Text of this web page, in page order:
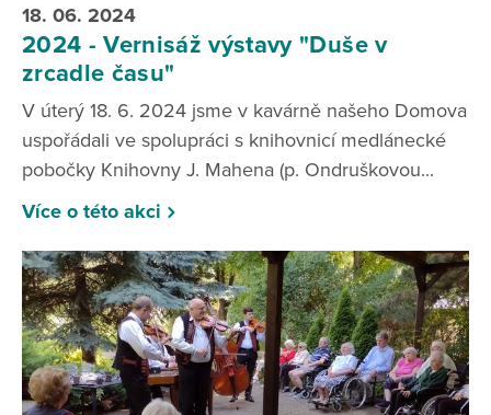
18. 06. 2024
2024 - Vernisáž výstavy "Duše v
zrcadle času"
V úterý 18. 6. 2024 jsme v kavárně našeho Domova
uspořádali ve spolupráci s knihovnicí medlánecké
pobočky Knihovny J. Mahena (p. Ondruškovou...
Více o této akci